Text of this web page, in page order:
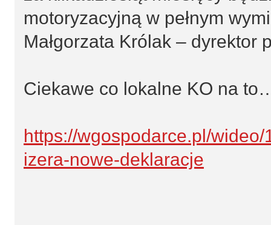
motoryzacyjną w pełnym
Małgorzata Królak –
Ciekawe co lokalne KO na
https://wgospodarce.pl/
izera-nowe-deklaracje